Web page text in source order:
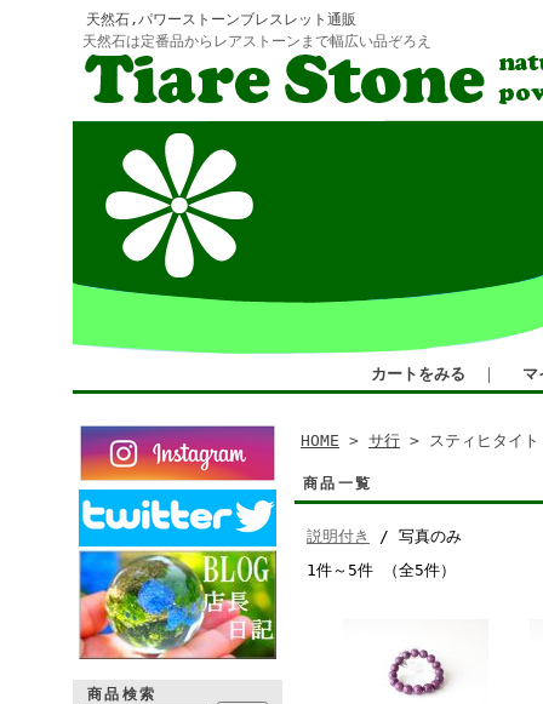
天然石,パワーストーンブレスレット通販
天然石は定番品からレアストーンまで幅広い品ぞろえ
カートをみる ｜ マ
商品検索
HOME > サ行 > スティヒタイト
商品一覧
説明付き
/ 写真のみ
1件～5件 （全5件）